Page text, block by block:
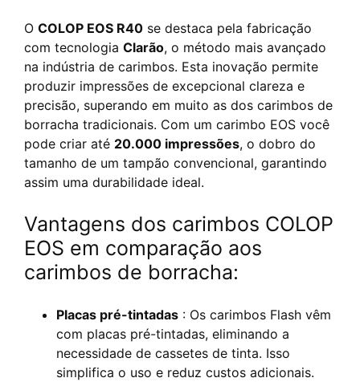
OCOLOP EOS R40 se destaca pela fabricação
com tecnologiaClarão, o método mais avançado
na indústria de carimbos. Esta inovação permite
produzir impressões de excepcional clareza e
precisão, superando em muito as dos carimbos de
borracha tradicionais. Com um carimbo EOS você
pode criar até 20.000 impressões, o dobro do
tamanho de um tampão convencional, garantindo
assim uma durabilidade ideal.
Vantagens dos carimbos COLOP
EOS em comparação aos
carimbos de borracha:
Placas pré-tintadas : Os carimbos Flash vêm
com placas pré-tintadas, eliminando a
necessidade de cassetes de tinta. Isso
simplifica o uso e reduz custos adicionais.